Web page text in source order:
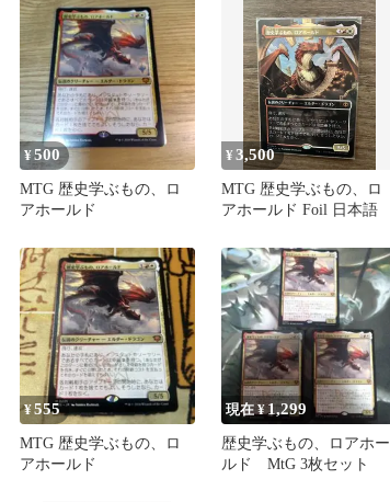
¥500
MTG 歴史学ぶもの、ロ
アホールド
¥3,500
MTG 歴史学ぶもの、ロ
アホールド Foil 日本語
¥555
MTG 歴史学ぶもの、ロ
アホールド
現在 ¥ 1,299
歴史学ぶもの、ロアホー
ルド MtG 3枚セット